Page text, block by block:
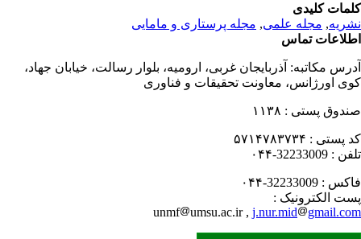
کلیدی
,مجله علمی, مجله پرستاری و مامایی
تماس
مکاتبه:آذربایجان غربی، ارومیه، بلوار رسالت، خیابان جهاد،
اورژانس، معاونت تحقیقات و فناوری
پستی : ۱۱۳۸
پستی : ۵۷۱۴۷۸۳۷۳۴
: 32233009-۰۴۴
: 32233009-۰۴۴
الکترونیک :
unmf
umsu.ac.ir ,j.nur.mid